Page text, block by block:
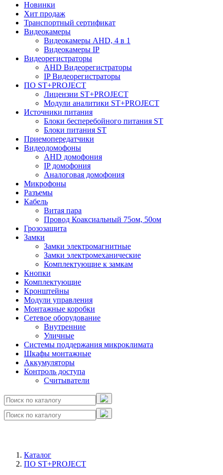
Новинки
Хит продаж
Транспортный сертификат
Видеокамеры
Видеокамеры AHD, 4 в 1
Видеокамеры IP
Видеорегистраторы
AHD Видеорегистраторы
IP Видеорегистраторы
ПО ST+PROJECT
Лицензии ST+PROJECT
Модули аналитики ST+PROJECT
Источники питания
Блоки бесперебойного питания ST
Блоки питания ST
Приемопередатчики
Видеодомофоны
AHD домофония
IP домофония
Аналоговая домофония
Микрофоны
Разъемы
Кабель
Витая пара
Провод Коаксиальный 75ом, 50ом
Грозозащита
Замки
Замки электромагнитные
Замки электромеханические
Комплектующие к замкам
Кнопки
Комплектующие
Кронштейны
Модули управления
Монтажные коробки
Сетевое оборудование
Внутренние
Уличные
Системы поддержания микроклимата
Шкафы монтажные
Аккумуляторы
Контроль доступа
Считыватели
Каталог
ПО ST+PROJECT